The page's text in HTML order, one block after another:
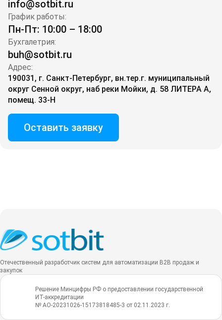
info@sotbit.ru
График работы:
Пн-Пт: 10:00 – 18:00
Бухгалетрия:
buh@sotbit.ru
Адрес:
190031, г. Санкт-Петербург, вн.тер.г. муниципальный
округ Сенной округ, наб реки Мойки, д. 58 ЛИТЕРА А,
помещ. 33-Н
Оставить заявку
Отечественный разработчик систем для автоматизации B2B продаж и
закупок
Решение Минцифры РФ о предоставлении государственной
ИТ-аккредитации
№ АО-20231026-15173818485-3 от 02.11.2023 г.